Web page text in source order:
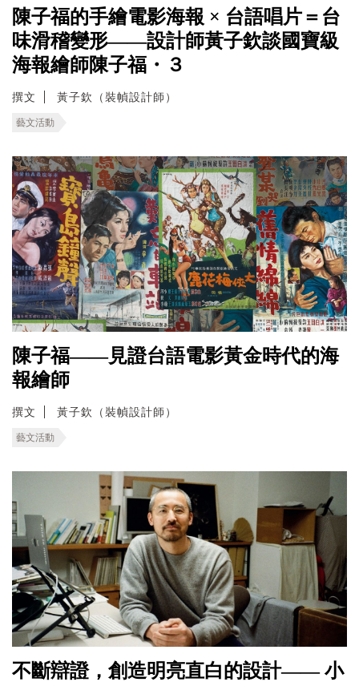
陳子福的手繪電影海報 × 台語唱片＝台
味滑稽變形——設計師黃子欽談國寶級
海報繪師陳子福・３
撰文 黃子欽（裝幀設計師）
藝文活動
陳子福——見證台語電影黃金時代的海
報繪師
撰文 黃子欽（裝幀設計師）
藝文活動
不斷辯證，創造明亮直白的設計—— 小